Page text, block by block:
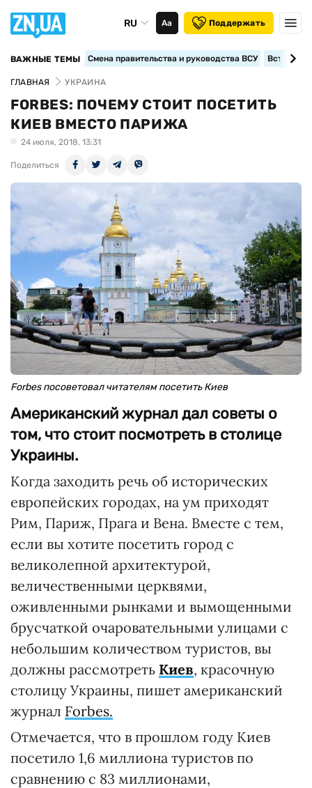
RU Аа Поддержать
ВАЖНЫЕ ТЕМЫ Смена правительства и руководства ВСУ
ГЛАВНАЯ УКРАИНА
FORBES: ПОЧЕМУ СТОИТ ПОСЕТИТЬ
КИЕВ ВМЕСТО ПАРИЖА
24 июля, 2018, 13:31
Поделиться
Forbes посоветовал читателям посетить Киев
Американский журнал дал советы о
том, что стоит посмотреть в столице
Украины.
Когда заходить речь об исторических
европейских городах, на ум приходят
Рим, Париж, Прага и Вена. Вместе с тем,
если вы хотите посетить город с
великолепной архитектурой,
величественными церквями,
оживленными рынками и вымощенными
брусчаткой очаровательными улицами с
небольшим количеством туристов, вы
должны рассмотреть Киев, красочную
столицу Украины, пишет американский
журнал Forbes.
Отмечается, что в прошлом году Киев
посетило 1,6 миллиона туристов по
сравнению с 83 миллионами,